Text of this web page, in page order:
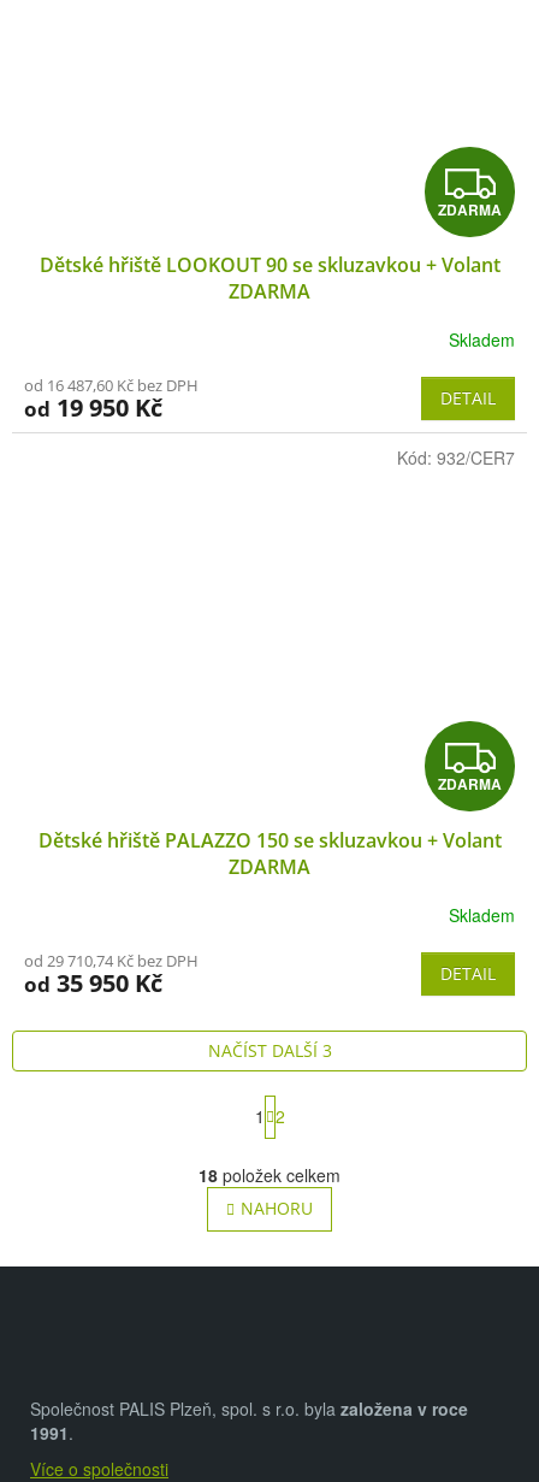
Z
D
A
R
M
A
ZDARMA
Dětské hřiště LOOKOUT 90 se skluzavkou + Volant
ZDARMA
Skladem
od 16 487,60 Kč bez DPH
od 19 950 Kč DETAIL
Z
D
A
R
M
A
ZDARMA
Dětské hřiště PALAZZO 150 se skluzavkou + Volant
ZDARMA
Skladem
od 29 710,74 Kč bez DPH
od 35 950 Kč DETAIL
Kód: 932/CER7
O
v
l
á
d
r
NAČÍST DALŠÍ 3
v
1 2
18 položek celkem
NAHORU
Společnost PALIS Plzeň, spol. s r.o. byla založena v roce
1991.
Více o společnosti